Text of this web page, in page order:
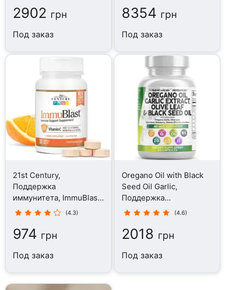
2902 грн
Под заказ
8354 грн
Под заказ
21st Century,
Поддержка
иммунитета, ImmuBlast
Citrus, 32 таблетки
(4.3)
974 грн
Под заказ
Oregano Oil with Black
Seed Oil Garlic,
Поддержка
иммунитета, 60 капсул
(4.6)
2018 грн
Под заказ